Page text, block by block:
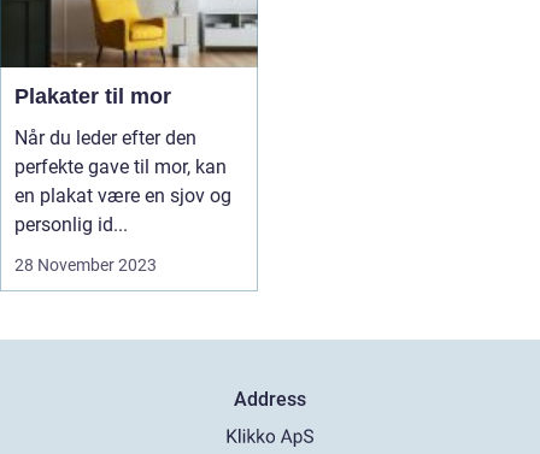
Plakater til mor
Når du leder efter den
perfekte gave til mor, kan
en plakat være en sjov og
personlig id...
28 November 2023
Address